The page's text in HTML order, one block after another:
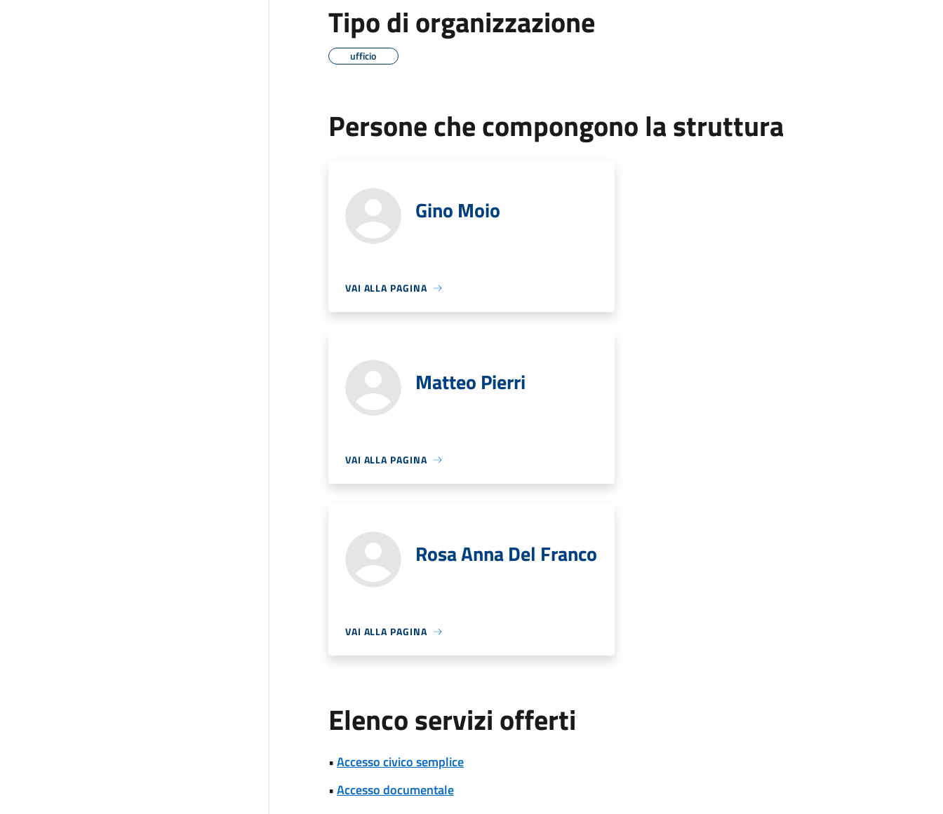
Tipo di organizzazione
ufficio
Persone che compongono la struttura
Gino Moio
VAI ALLA PAGINA
Matteo Pierri
VAI ALLA PAGINA
Rosa Anna Del Franco
VAI ALLA PAGINA
Elenco servizi offerti
•Accesso civico semplice
•Accesso documentale